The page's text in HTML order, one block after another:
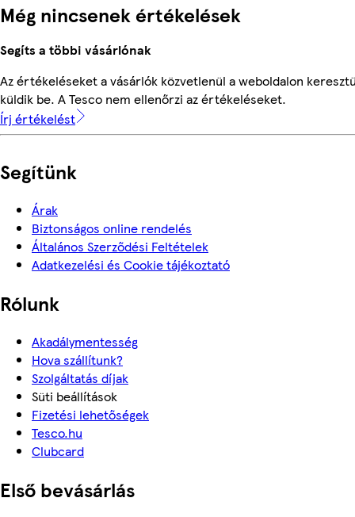
Még nincsenek értékelések
Segíts a többi vásárlónak
Az értékeléseket a vásárlók közvetlenül a weboldalon
küldik be. A Tesco nem ellenőrzi az értékeléseket.
Írj értékelést
Segítünk
Árak
Biztonságos online rendelés
Általános Szerződési Feltételek
Adatkezelési és Cookie tájékoztató
Rólunk
Akadálymentesség
Hova szállítunk?
Szolgáltatás díjak
Süti beállítások
Fizetési lehetőségek
Tesco.hu
Clubcard
Első bevásárlás